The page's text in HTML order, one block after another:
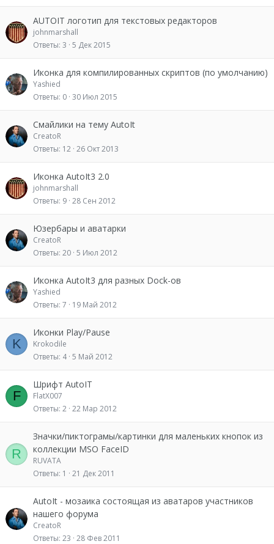
AUTOIT логотип для текстовых редакторов
johnmarshall
Ответы 3 5 Дек 2015
Иконка для компилированных скриптов (по умолчанию)
Yashied
Ответы 0 30 Июл 2015
Смайлики на тему AutoIt
CreatoR
Ответы 12 26 Окт 2013
Иконка AutoIt3 2.0
johnmarshall
Ответы 9 28 Сен 2012
Юзербары и аватарки
CreatoR
Ответы 20 5 Июл 2012
Иконка AutoIt3 для разных Dock-ов
Yashied
Ответы 7 19 Май 2012
K
Иконки Play/Pause
Krokodile
Ответы 4 5 Май 2012
F
Шрифт AutoIT
FlatX007
Ответы 2 22 Мар 2012
R
Значки/пиктограмы/картинки для маленьких кнопок из
коллекции MSO FaceID
RUVATA
Ответы 1 21 Дек 2011
AutoIt - мозаика состоящая из аватаров участников
нашего форума
CreatoR
Ответы 23 28 Фев 2011